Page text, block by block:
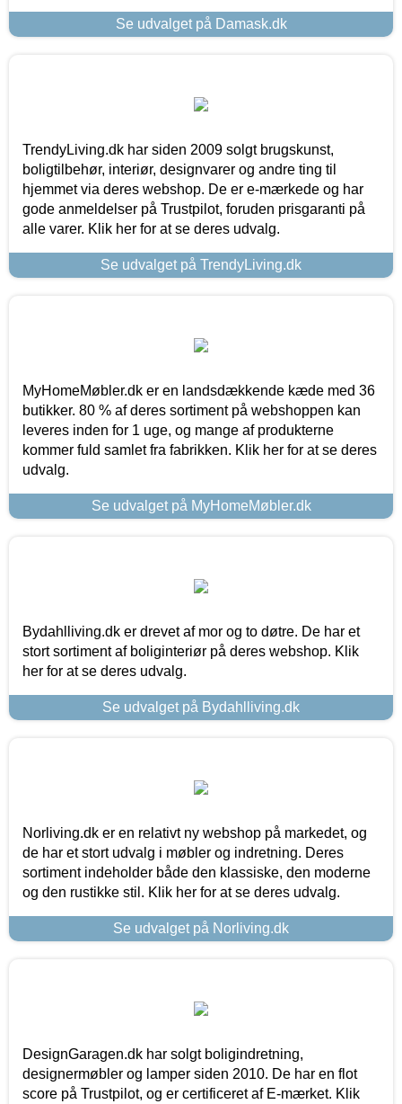
Se udvalget på Damask.dk
TrendyLiving.dk har siden 2009 solgt brugskunst,
boligtilbehør, interiør, designvarer og andre ting til
hjemmet via deres webshop. De er e-mærkede og har
gode anmeldelser på Trustpilot, foruden prisgaranti på
alle varer. Klik her for at se deres udvalg.
Se udvalget på TrendyLiving.dk
MyHomeMøbler.dk er en landsdækkende kæde med 36
butikker. 80 % af deres sortiment på webshoppen kan
leveres inden for 1 uge, og mange af produkterne
kommer fuld samlet fra fabrikken. Klik her for at se deres
udvalg.
Se udvalget på MyHomeMøbler.dk
Bydahlliving.dk er drevet af mor og to døtre. De har et
stort sortiment af boliginteriør på deres webshop. Klik
her for at se deres udvalg.
Se udvalget på Bydahlliving.dk
Norliving.dk er en relativt ny webshop på markedet, og
de har et stort udvalg i møbler og indretning. Deres
sortiment indeholder både den klassiske, den moderne
og den rustikke stil. Klik her for at se deres udvalg.
Se udvalget på Norliving.dk
DesignGaragen.dk har solgt boligindretning,
designermøbler og lamper siden 2010. De har en flot
score på Trustpilot, og er certificeret af E-mærket. Klik